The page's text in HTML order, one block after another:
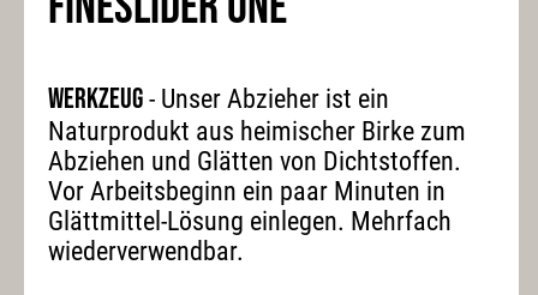
Werkzeug - Unser Abzieher ist ein
Naturprodukt aus heimischer Birke zum
Abziehen und Glätten von Dichtstoffen.
Vor Arbeitsbeginn ein paar Minuten in
Glättmittel-Lösung einlegen. Mehrfach
wiederverwendbar.